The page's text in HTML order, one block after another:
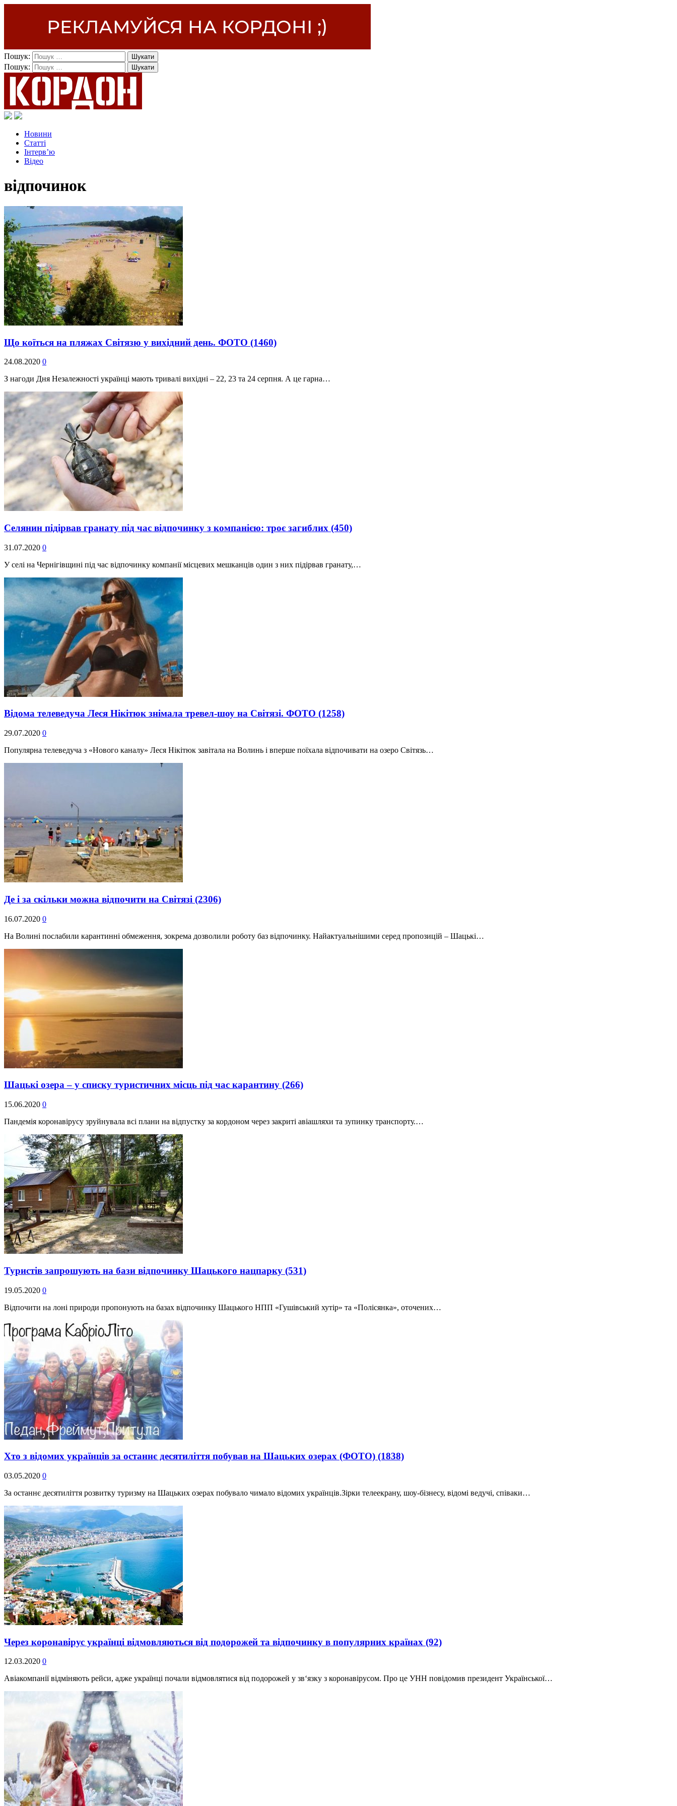
Пошук:
Пошук:
Новини
Статті
Інтерв’ю
Відео
відпочинок
Що коїться на пляжах Світязю у вихідний день. ФОТО (1460)
24.08.2020 0
З нагоди Дня Незалежності українці мають тривалі вихідні – 22, 23 та 24 серпня. А це гарна…
Селянин підірвав гранату під час відпочинку з компанією: троє загиблих (450)
31.07.2020 0
У селі на Чернігівщині під час відпочинку компанії місцевих мешканців один з них підірвав гранату,…
Відома телеведуча Леся Нікітюк знімала тревел-шоу на Світязі. ФОТО (1258)
29.07.2020 0
Популярна телеведуча з «Нового каналу» Леся Нікітюк завітала на Волинь і вперше поїхала відпочивати на озеро Світязь…
Де і за скільки можна відпочити на Світязі (2306)
16.07.2020 0
На Волині послабили карантинні обмеження, зокрема дозволили роботу баз відпочинку. Найактуальнішими серед пропозицій – Шацькі…
Шацькі озера – у списку туристичних місць під час карантину (266)
15.06.2020 0
Пандемія коронавірусу зруйнувала всі плани на відпустку за кордоном через закриті авіашляхи та зупинку транспорту.…
Туристів запрошують на бази відпочинку Шацького нацпарку (531)
19.05.2020 0
Відпочити на лоні природи пропонують на базах відпочинку Шацького НПП «Гушівський хутір» та «Полісянка», оточених…
Хто з відомих українців за останнє десятиліття побував на Шацьких озерах (ФОТО) (1838)
03.05.2020 0
За останнє десятиліття розвитку туризму на Шацьких озерах побувало чимало відомих українців.Зірки телеекрану, шоу-бізнесу, відомі ведучі, співаки…
Через коронавірус українці відмовляються від подорожей та відпочинку в популярних країнах (92)
12.03.2020 0
Авіакомпанії відміняють рейси, адже українці почали відмовлятися від подорожей у зв‘язку з коронавірусом. Про це УНН повідомив президент Української…